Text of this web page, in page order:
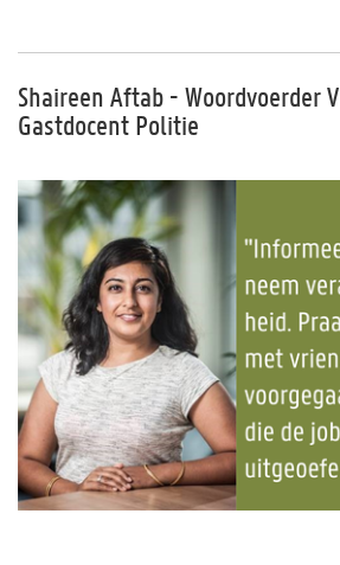
Shaireen Aftab - Woordvoerder
Gastdocent Politie